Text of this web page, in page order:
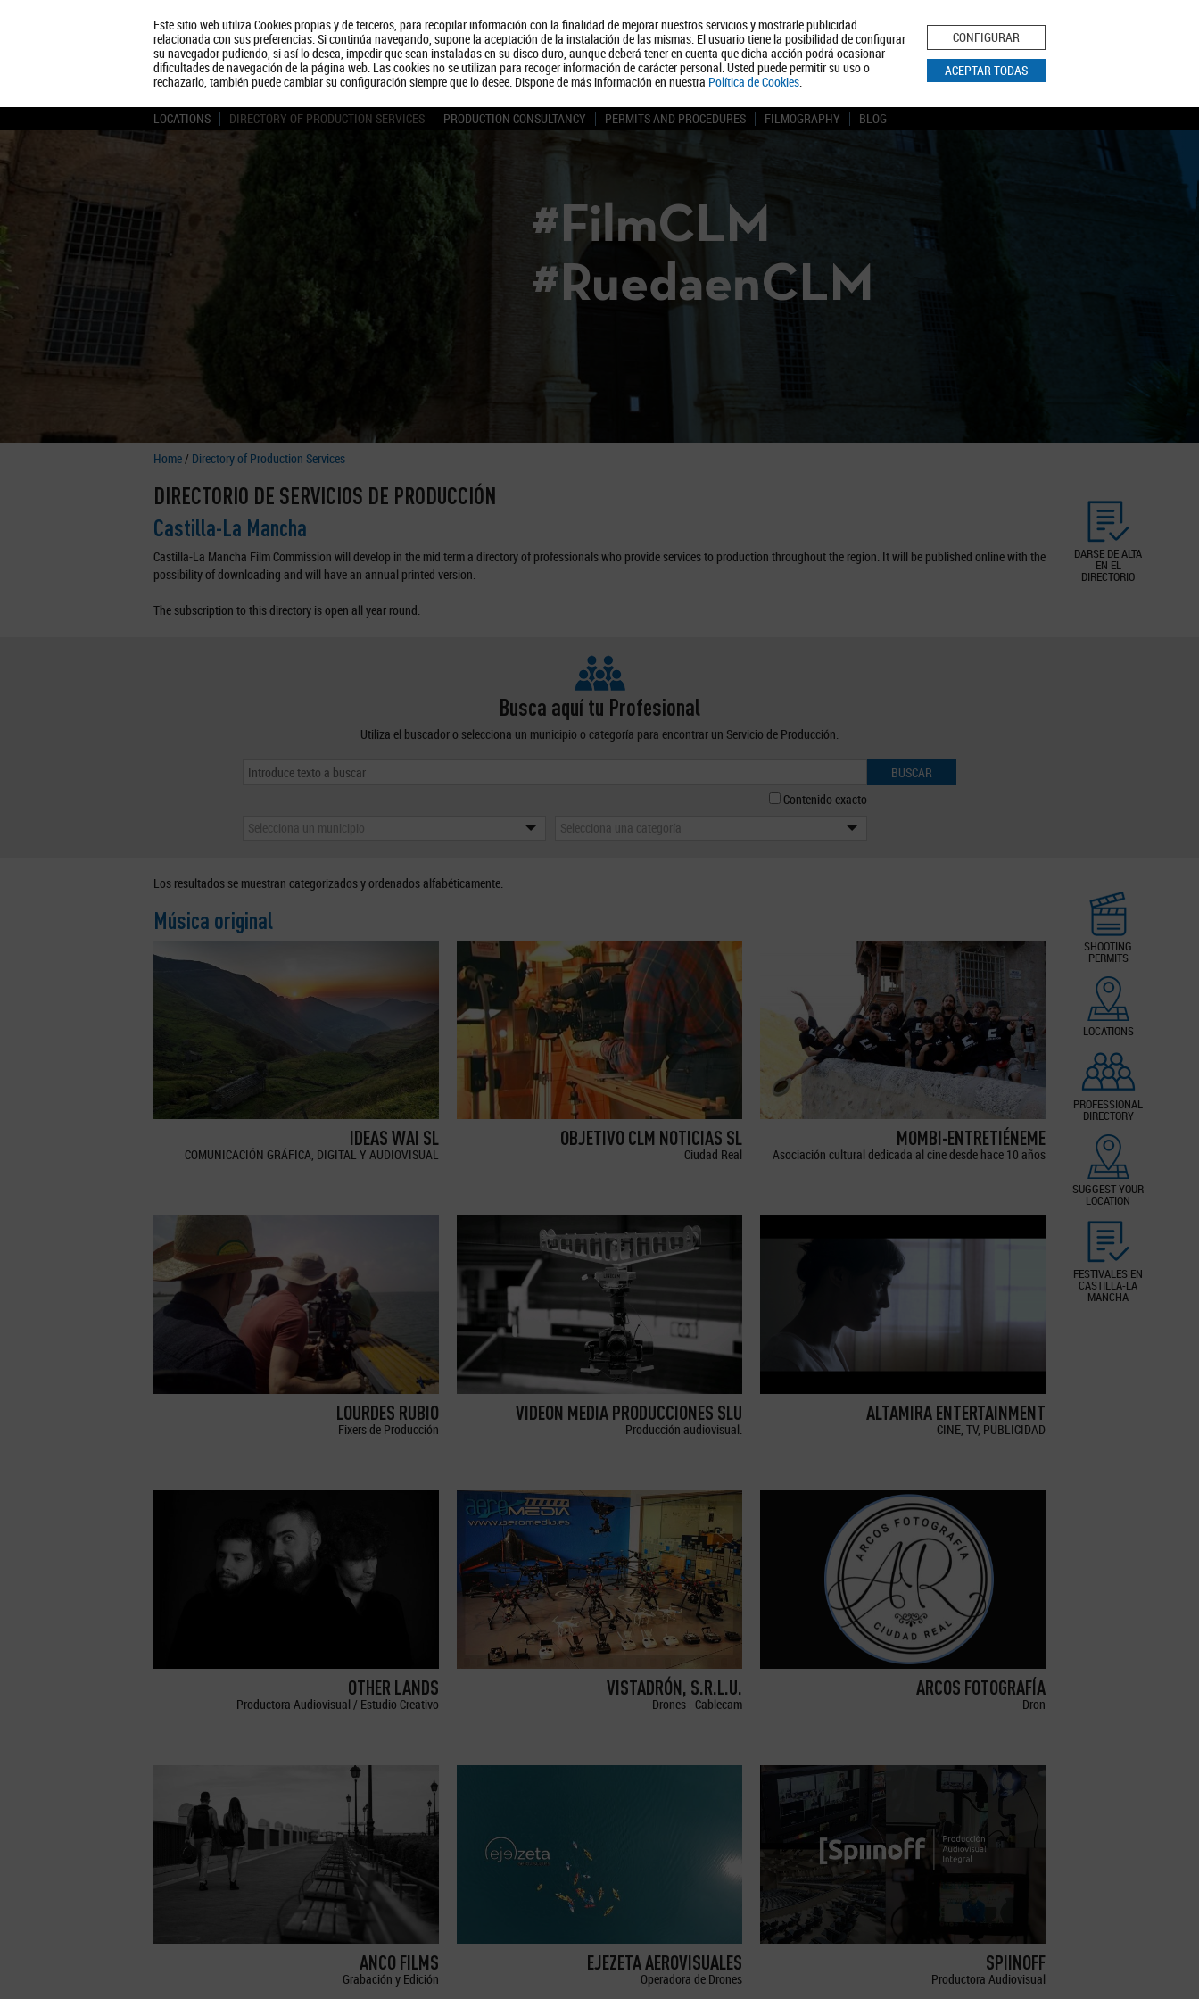
Este sitio web utiliza Cookies propias y de terceros, para recopilar información con la finalidad de mejorar nuestros servicios y mostrarle publicidad
relacionada con sus preferencias. Si continúa navegando, supone la aceptación de la instalación de las mismas. El usuario tiene la posibilidad de configurar
su navegador pudiendo, si así lo desea, impedir que sean instaladas en su disco duro, aunque deberá tener en cuenta que dicha acción podrá ocasionar
dificultades de navegación de la página web. Las cookies no se utilizan para recoger información de carácter personal. Usted puede permitir su uso o
rechazarlo, también puede cambiar su configuración siempre que lo desee. Dispone de más información en nuestra Política de Cookies.
CONFIGURAR
ACEPTAR TODAS
About us Tourism Política de Privacidad Aviso Legal Política de Cookies
BUSCAR
LOCATIONS DIRECTORY OF PRODUCTION SERVICES PRODUCTION CONSULTANCY PERMITS AND PROCEDURES FILMOGRAPHY BLOG
#FilmCLM
#RuedaenCLM
Home/ Directory of Production Services
DARSE DE ALTA
EN EL
DIRECTORIO
DIRECTORIO DE SERVICIOS DE PRODUCCIÓN
Castilla-La Mancha
Castilla-La Mancha Film Commission will develop in the mid term a directory of professionals who provide services to production throughout the region. It will be published online with the
possibility of downloading and will have an annual printed version.
The subscription to this directory is open all year round.
Busca aquí tu Profesional
Utiliza el buscador o selecciona un municipio o categoría para encontrar un Servicio de Producción.
BUSCAR
Contenido exacto
Selecciona un municipio
Selecciona una categoría
SHOOTING
PERMITS
LOCATIONS
PROFESSIONAL
DIRECTORY
SUGGEST YOUR
LOCATION
FESTIVALES EN
CASTILLA-LA
MANCHA
Los resultados se muestran categorizados y ordenados alfabéticamente.
Música original
IDEAS WAI SL
COMUNICACIÓN GRÁFICA, DIGITAL Y AUDIOVISUAL
OBJETIVO CLM NOTICIAS SL
Ciudad Real
MOMBI-ENTRETIÉNEME
Asociación cultural dedicada al cine desde hace 10 años
LOURDES RUBIO
Fixers de Producción
VIDEON MEDIA PRODUCCIONES SLU
Producción audiovisual.
ALTAMIRA ENTERTAINMENT
CINE, TV, PUBLICIDAD
OTHER LANDS
Productora Audiovisual / Estudio Creativo
VISTADRÓN, S.R.L.U.
Drones - Cablecam
ARCOS FOTOGRAFÍA
Dron
ANCO FILMS
Grabación y Edición
EJEZETA AEROVISUALES
Operadora de Drones
SPIINOFF
Productora Audiovisual